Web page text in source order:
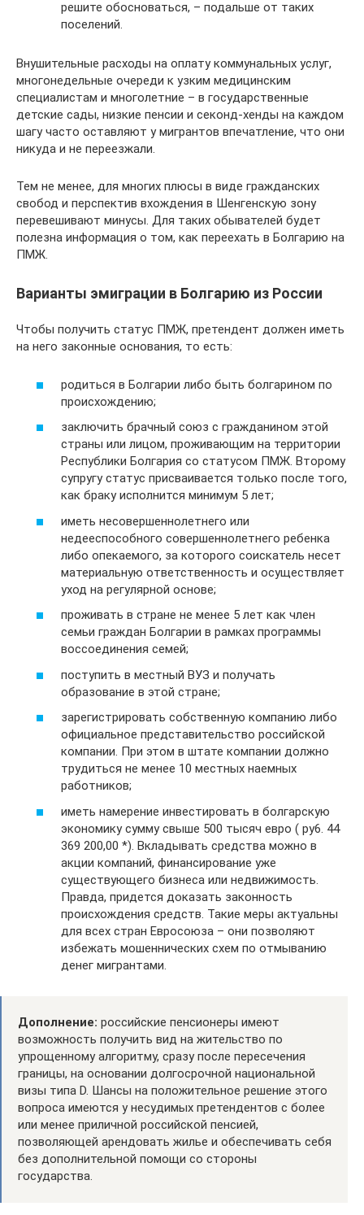
решите обосноваться, – подальше от таких
поселений.
Внушительные расходы на оплату коммунальных услуг,
многонедельные очереди к узким медицинским
специалистам и многолетние – в государственные
детские сады, низкие пенсии и секонд-хенды на каждом
шагу часто оставляют у мигрантов впечатление, что они
никуда и не переезжали.
Тем не менее, для многих плюсы в виде гражданских
свобод и перспектив вхождения в Шенгенскую зону
перевешивают минусы. Для таких обывателей будет
полезна информация о том, как переехать в Болгарию на
ПМЖ.
Варианты эмиграции в Болгарию из России
Чтобы получить статус ПМЖ, претендент должен иметь
на него законные основания, то есть:
родиться в Болгарии либо быть болгарином по
происхождению;
заключить брачный союз с гражданином этой
страны или лицом, проживающим на территории
Республики Болгария со статусом ПМЖ. Второму
супругу статус присваивается только после того,
как браку исполнится минимум 5 лет;
иметь несовершеннолетнего или
недееспособного совершеннолетнего ребенка
либо опекаемого, за которого соискатель несет
материальную ответственность и осуществляет
уход на регулярной основе;
проживать в стране не менее 5 лет как член
семьи граждан Болгарии в рамках программы
воссоединения семей;
поступить в местный ВУЗ и получать
образование в этой стране;
зарегистрировать собственную компанию либо
официальное представительство российской
компании. При этом в штате компании должно
трудиться не менее 10 местных наемных
работников;
иметь намерение инвестировать в болгарскую
экономику сумму свыше 500 тысяч евро ( py6. 44
369 200,00 *). Вкладывать средства можно в
акции компаний, финансирование уже
существующего бизнеса или недвижимость.
Правда, придется доказать законность
происхождения средств. Такие меры актуальны
для всех стран Евросоюза – они позволяют
избежать мошеннических схем по отмыванию
денег мигрантами.
Дополнение: российские пенсионеры имеют
возможность получить вид на жительство по
упрощенному алгоритму, сразу после пересечения
границы, на основании долгосрочной национальной
визы типа D. Шансы на положительное решение этого
вопроса имеются у несудимых претендентов с более
или менее приличной российской пенсией,
позволяющей арендовать жилье и обеспечивать себя
без дополнительной помощи со стороны
государства.